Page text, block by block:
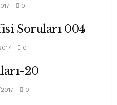
0
Soruları 004
0
20
0